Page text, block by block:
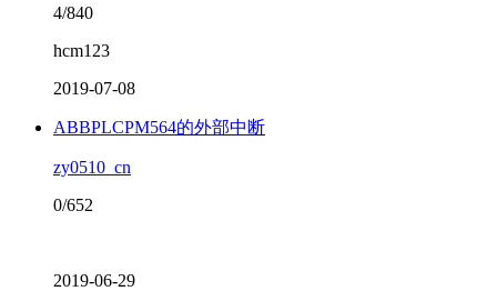
4/840
hcm123
2019-07-08
ABBPLCPM564的外部中断
zy0510_cn
0/652
2019-06-29